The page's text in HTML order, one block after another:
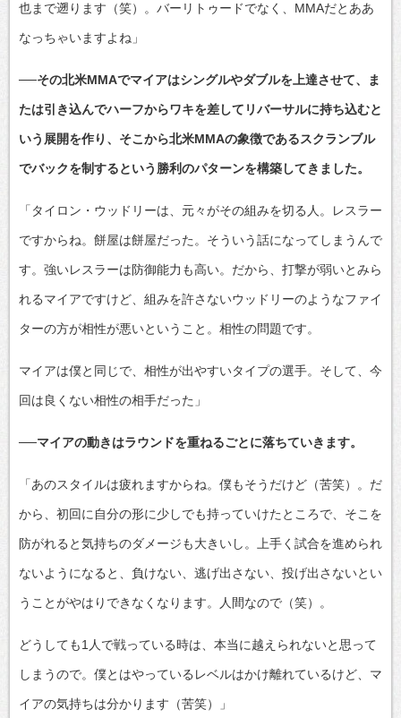
也まで遡ります（笑）。バーリトゥードでなく、MMAだとああ
なっちゃいますよね」
──その北米MMAでマイアはシングルやダブルを上達させて、ま
たは引き込んでハーフからワキを差してリバーサルに持ち込むと
いう展開を作り、そこから北米MMAの象徴であるスクランブル
でバックを制するという勝利のパターンを構築してきました。
「タイロン・ウッドリーは、元々がその組みを切る人。レスラー
ですからね。餅屋は餅屋だった。そういう話になってしまうんで
す。強いレスラーは防御能力も高い。だから、打撃が弱いとみら
れるマイアですけど、組みを許さないウッドリーのようなファイ
ターの方が相性が悪いということ。相性の問題です。
マイアは僕と同じで、相性が出やすいタイプの選手。そして、今
回は良くない相性の相手だった」
──マイアの動きはラウンドを重ねるごとに落ちていきます。
「あのスタイルは疲れますからね。僕もそうだけど（苦笑）。だ
から、初回に自分の形に少しでも持っていけたところで、そこを
防がれると気持ちのダメージも大きいし。上手く試合を進められ
ないようになると、負けない、逃げ出さない、投げ出さないとい
うことがやはりできなくなります。人間なので（笑）。
どうしても1人で戦っている時は、本当に越えられないと思って
しまうので。僕とはやっているレベルはかけ離れているけど、マ
イアの気持ちは分かります（苦笑）」